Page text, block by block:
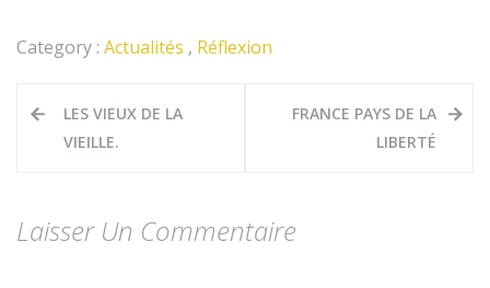
Category : Actualités , Réflexion
Navigation
de
LES VIEUX DE LA
VIEILLE.
FRANCE PAYS DE LA
LIBERTÉ
Laisser Un Commentaire